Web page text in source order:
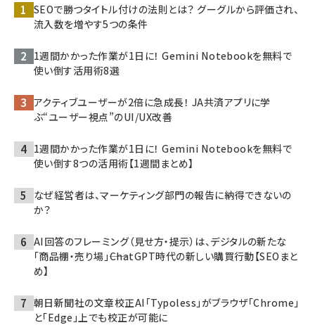
SEOで勝つタイトル付けの法則とは？ グーグルから評価され、
流入数を増やす5つの条件
1週間かかった作業が1日に！ Gemini Notebookを無料で
使い倒す活用術8選
アクティブユーザーが2倍に急成長！ JA共済アプリに学
ぶ“ユーザー視点”のUI/UX改善
1週間かかった作業が1日に！ Gemini Notebookを無料で
使い倒す8つの活用術【1週間まとめ】
なぜ経営者は、マーケティング部門の報告に納得できないの
か？
AI回答のフレーミング（見せ方・提示）は、デジタルの新たな
「商品棚・売り場」――ChatGPT時代の新しい購買行動【SEOまと
め】
朝日新聞社の文章校正AI「Typoless」がブラウザ「Chrome」
と「Edge」上でも校正が可能に